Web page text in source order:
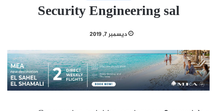
Security Engineering sal
ديسمبر 7, 2019